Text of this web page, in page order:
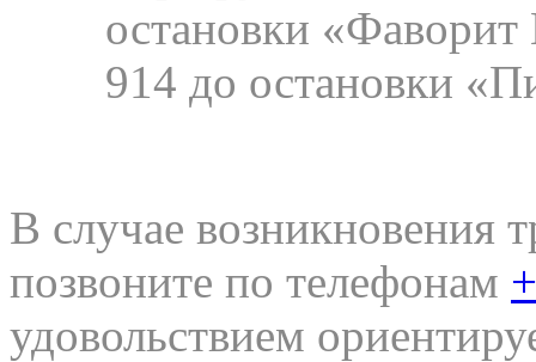
остановки
914 до остановки
В случае возникновения
позвоните по телефонам
удовольствием